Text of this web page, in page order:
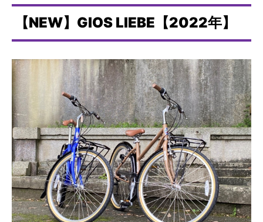
【NEW】GIOS LIEBE【2022年】